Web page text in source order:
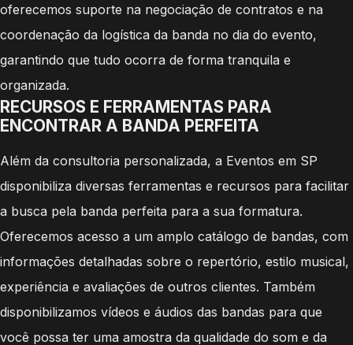
oferecemos suporte na negociação de contratos e na
coordenação da logística da banda no dia do evento,
garantindo que tudo ocorra de forma tranquila e
organizada.
RECURSOS E FERRAMENTAS PARA
ENCONTRAR A BANDA PERFEITA
Além da consultoria personalizada, a Eventos em SP
disponibiliza diversas ferramentas e recursos para facilitar
a busca pela banda perfeita para a sua formatura.
Oferecemos acesso a um amplo catálogo de bandas, com
informações detalhadas sobre o repertório, estilo musical,
experiência e avaliações de outros clientes. Também
disponibilizamos vídeos e áudios das bandas para que
você possa ter uma amostra da qualidade do som e da